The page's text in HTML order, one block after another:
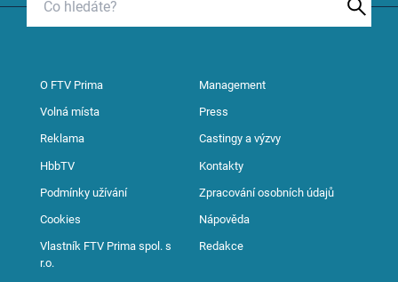
O FTV Prima Management
Volná místa Press
Reklama Castingy a výzvy
HbbTV Kontakty
Podmínky užívání Zpracování osobních údajů
Cookies Nápověda
Vlastník FTV Prima spol. s
r.o.
Redakce